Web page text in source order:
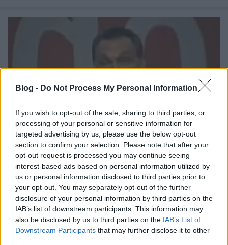
Blog - Do Not Process My Personal Information
If you wish to opt-out of the sale, sharing to third parties, or
processing of your personal or sensitive information for
targeted advertising by us, please use the below opt-out
section to confirm your selection. Please note that after your
opt-out request is processed you may continue seeing
interest-based ads based on personal information utilized by
us or personal information disclosed to third parties prior to
your opt-out. You may separately opt-out of the further
disclosure of your personal information by third parties on the
IAB’s list of downstream participants. This information may
also be disclosed by us to third parties on the IAB’s List of
Downstream Participants that may further disclose it to other
370. Nyers halat enni
amier• 2015. március 06.
Amikor egy társadalom pingvinek kezébe kerül,
akkor hajlamos lehet arra, hogy elkezdjen totyogni